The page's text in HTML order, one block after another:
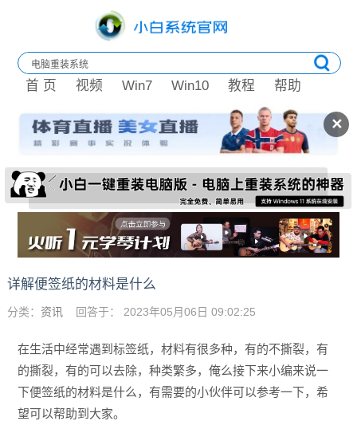
✕
首 页 视频 Win7 Win10 教程 帮助
详解便签纸的材料是什么
分类： 资讯 回答于： 2023年05月06日 09:02:25
在生活中经常遇到标签纸，材料有很多种，有的不撕裂，有
的撕裂，有的可以去除，种类繁多，俺么接下来小编来说一
下便签纸的材料是什么，有需要的小伙伴可以参考一下，希
望可以帮助到大家。